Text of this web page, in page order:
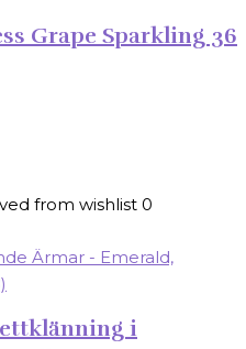
Grape Sparkling 36
from wishlist 0
i